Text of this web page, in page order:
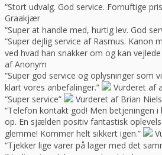
“Stort udvalg. God service. Fornuftige
Graakjær
“Super at handle med, hurtig lev. God
“Super dejlig service af Rasmus. Kanon
ved hvad han snakker om og kan
af Anonym
“Super god service og oplysninger som
klart vores anbefalinger.”
Vurderet af
“Super service”
Vurderet af Brian
“Telefon kontakt god! Men betjeningen i
op. En sjælden positiv fantastisk
glemme! Kommer helt sikkert igen.”
“Tjekker lige varer på lager med det